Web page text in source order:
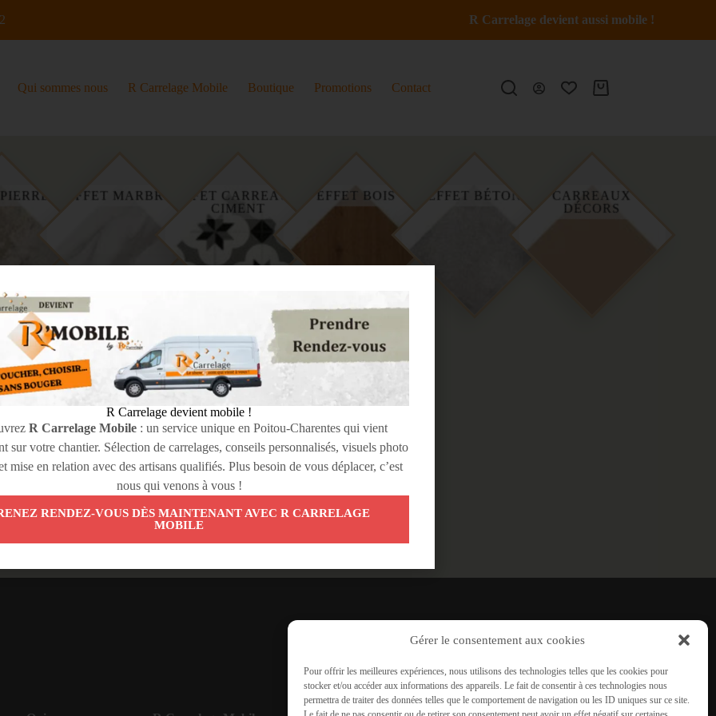
Gérer le consentement aux cookies
Pour offrir les meilleures expériences, nous utilisons des technologies telles que les cookies pour
stocker et/ou accéder aux informations des appareils. Le fait de consentir à ces technologies nous
permettra de traiter des données telles que le comportement de navigation ou les ID uniques sur ce site.
R Carrelage devient aussi mobile !
Qui sommes nous R Carrelage Mobile Boutique Promotions Contact
EFFET MARBRE EFFET CARREAUX
CIMENT
EFFET BOIS EFFET BÉTON
CARREAUX
DÉCORS
R Carrelage devient mobile !
R Carrelage Mobile : un service unique en Poitou-Charentes qui vient
sur votre chantier. Sélection de carrelages, conseils personnalisés, visuels photo
mise en relation avec des artisans qualifiés. Plus besoin de vous déplacer, c’est
nous qui venons à vous !
RENDEZ-VOUS DÈS MAINTENANT AVEC R CARRELAGE
MOBILE